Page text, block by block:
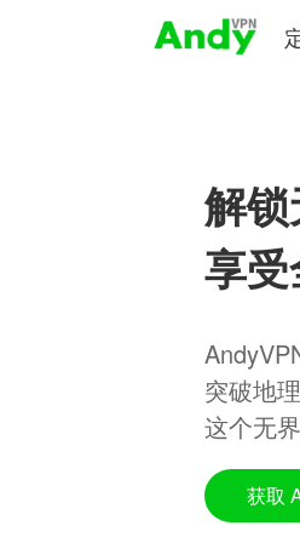
解锁
享受
突破地
这个无
获取